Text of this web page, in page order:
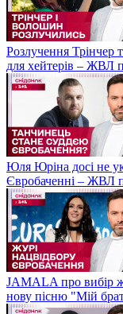
Розлучення Трінчер
для хейтерів – ЖВЛ
Юля Юріна досі не
Євробаченні – ЖВЛ
JAMALA про вибір
нову пісню "Мій